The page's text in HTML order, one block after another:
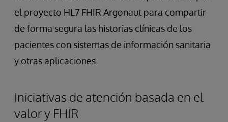
el proyecto HL7 FHIR Argonaut para compartir
de forma segura las historias clínicas de los
pacientes con sistemas de información sanitaria
y otras aplicaciones.
Iniciativas de atención basada en el
valor y FHIR